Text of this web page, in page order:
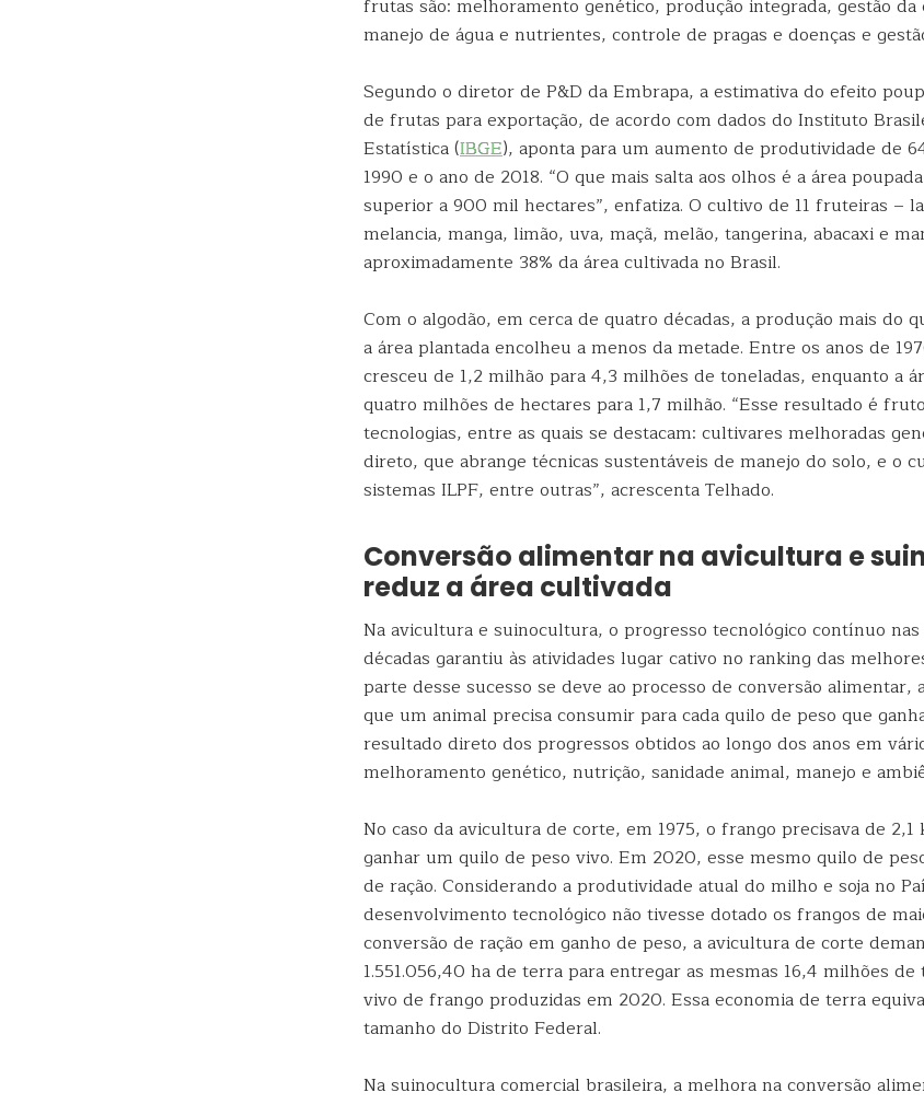
frutas são: melhoramento genético, produção integrada, gestão
manejo de água e nutrientes, controle de pragas e doenças e
Segundo o diretor de P&D da Embrapa, a estimativa do efeito
de frutas para exportação, de acordo com dados do Instituto
Estatística (IBGE), aponta para um aumento de produtividade de
1990 e o ano de 2018. “O que mais salta aos olhos é a área
superior a 900 mil hectares”, enfatiza. O cultivo de 11 fruteiras –
melancia, manga, limão, uva, maçã, melão, tangerina, abacaxi e
aproximadamente 38% da área cultivada no Brasil.
Com o algodão, em cerca de quatro décadas, a produção mais do
a área plantada encolheu a menos da metade. Entre os anos de
cresceu de 1,2 milhão para 4,3 milhões de toneladas, enquanto a
quatro milhões de hectares para 1,7 milhão. “Esse resultado é
tecnologias, entre as quais se destacam: cultivares melhoradas
direto, que abrange técnicas sustentáveis de manejo do solo, e o
sistemas ILPF, entre outras”, acrescenta Telhado.
Conversão alimentar na avicultura e
reduz a área cultivada
Na avicultura e suinocultura, o progresso tecnológico contínuo
décadas garantiu às atividades lugar cativo no ranking das
parte desse sucesso se deve ao processo de conversão alimentar,
que um animal precisa consumir para cada quilo de peso que
resultado direto dos progressos obtidos ao longo dos anos em
melhoramento genético, nutrição, sanidade animal, manejo e
No caso da avicultura de corte, em 1975, o frango precisava de 2,1
ganhar um quilo de peso vivo. Em 2020, esse mesmo quilo de
de ração. Considerando a produtividade atual do milho e soja no
desenvolvimento tecnológico não tivesse dotado os frangos de
conversão de ração em ganho de peso, a avicultura de corte
1.551.056,40 ha de terra para entregar as mesmas 16,4 milhões de
vivo de frango produzidas em 2020. Essa economia de terra
tamanho do Distrito Federal.
Na suinocultura comercial brasileira, a melhora na conversão